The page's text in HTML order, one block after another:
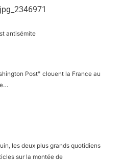
antisémite
Post" clouent la France au
les deux plus grands quotidiens
sur la montée de